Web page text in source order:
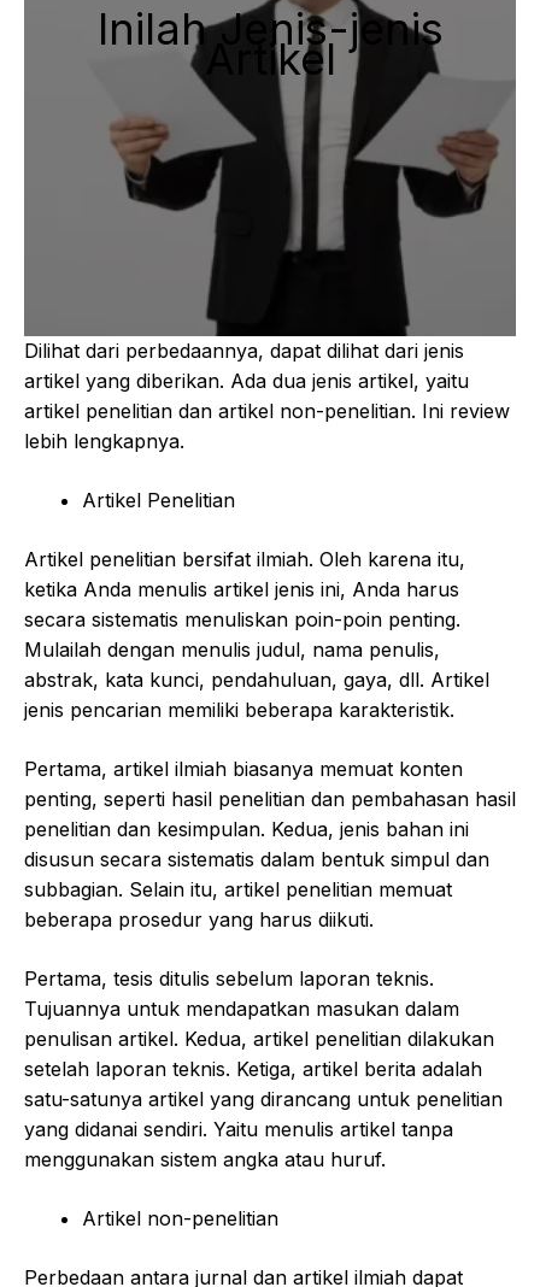
Inilah Jenis-jenis
Artikel
Dilihat dari perbedaannya, dapat dilihat dari jenis
artikel yang diberikan. Ada dua jenis artikel, yaitu
artikel penelitian dan artikel non-penelitian. Ini review
lebih lengkapnya.
Artikel Penelitian
Artikel penelitian bersifat ilmiah. Oleh karena itu,
ketika Anda menulis artikel jenis ini, Anda harus
secara sistematis menuliskan poin-poin penting.
Mulailah dengan menulis judul, nama penulis,
abstrak, kata kunci, pendahuluan, gaya, dll. Artikel
jenis pencarian memiliki beberapa karakteristik.
Pertama, artikel ilmiah biasanya memuat konten
penting, seperti hasil penelitian dan pembahasan hasil
penelitian dan kesimpulan. Kedua, jenis bahan ini
disusun secara sistematis dalam bentuk simpul dan
subbagian. Selain itu, artikel penelitian memuat
beberapa prosedur yang harus diikuti.
Pertama, tesis ditulis sebelum laporan teknis.
Tujuannya untuk mendapatkan masukan dalam
penulisan artikel. Kedua, artikel penelitian dilakukan
setelah laporan teknis. Ketiga, artikel berita adalah
satu-satunya artikel yang dirancang untuk penelitian
yang didanai sendiri. Yaitu menulis artikel tanpa
menggunakan sistem angka atau huruf.
Artikel non-penelitian
Perbedaan antara jurnal dan artikel ilmiah dapat